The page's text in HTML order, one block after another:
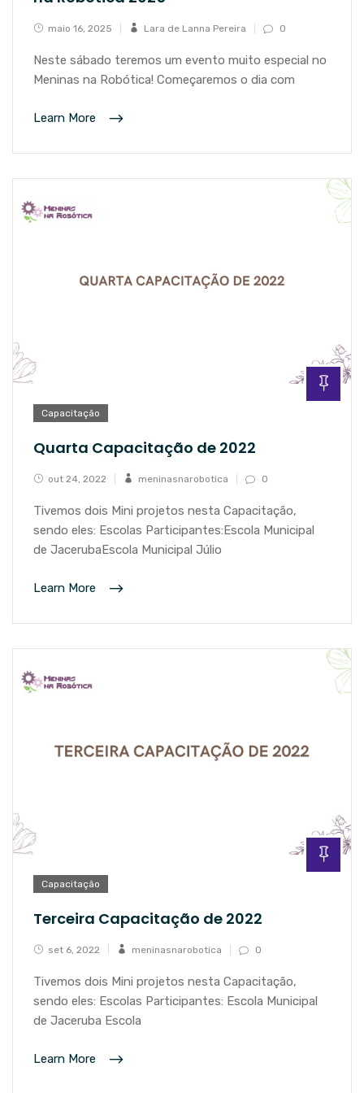
maio 16, 2025 Lara de Lanna Pereira 0
Neste sábado teremos um evento muito especial no
Meninas na Robótica! Começaremos o dia com
Learn More
Capacitação
Quarta Capacitação de 2022
out 24, 2022 meninasnarobotica 0
Tivemos dois Mini projetos nesta Capacitação,
sendo eles: Escolas Participantes:Escola Municipal
de JacerubaEscola Municipal Júlio
Learn More
Capacitação
Terceira Capacitação de 2022
set 6, 2022 meninasnarobotica 0
Tivemos dois Mini projetos nesta Capacitação,
sendo eles: Escolas Participantes: Escola Municipal
de Jaceruba Escola
Learn More